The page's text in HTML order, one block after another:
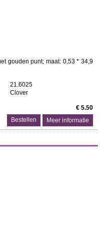
gouden punt; maat: 0,53 * 34,9
21.6025
Clover
€ 5.50
Meer informatie